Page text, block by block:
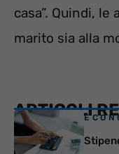
casa”. Quindi,
marito sia alla
ARTICOLI